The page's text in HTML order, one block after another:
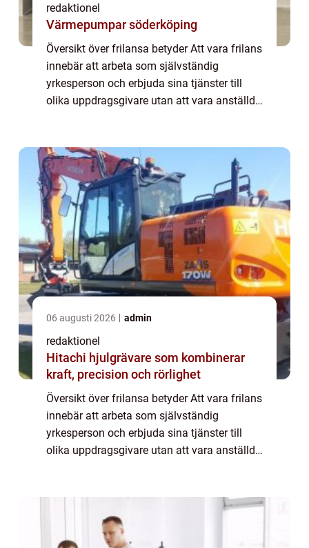
redaktionel
Värmepumpar söderköping
Översikt över frilansa betyder Att vara frilans
innebär att arbeta som självständig
yrkesperson och erbjuda sina tjänster till
olika uppdragsgivare utan att vara anställd
06 augusti 2026 admin
redaktionel
Hitachi hjulgrävare som kombinerar
kraft, precision och rörlighet
Översikt över frilansa betyder Att vara frilans
innebär att arbeta som självständig
yrkesperson och erbjuda sina tjänster till
olika uppdragsgivare utan att vara anställd